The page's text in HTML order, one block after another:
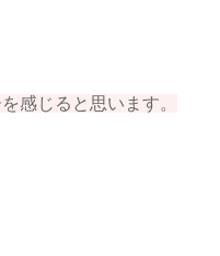
感じると思います。